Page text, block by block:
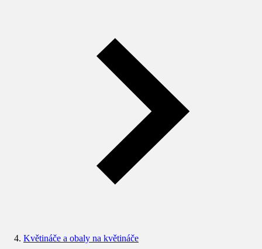
Květináče a obaly na květináče